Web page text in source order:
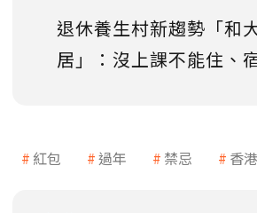
退休養生村新趨勢「和
居」：沒上課不能住、
紅包 過年 禁忌 香港